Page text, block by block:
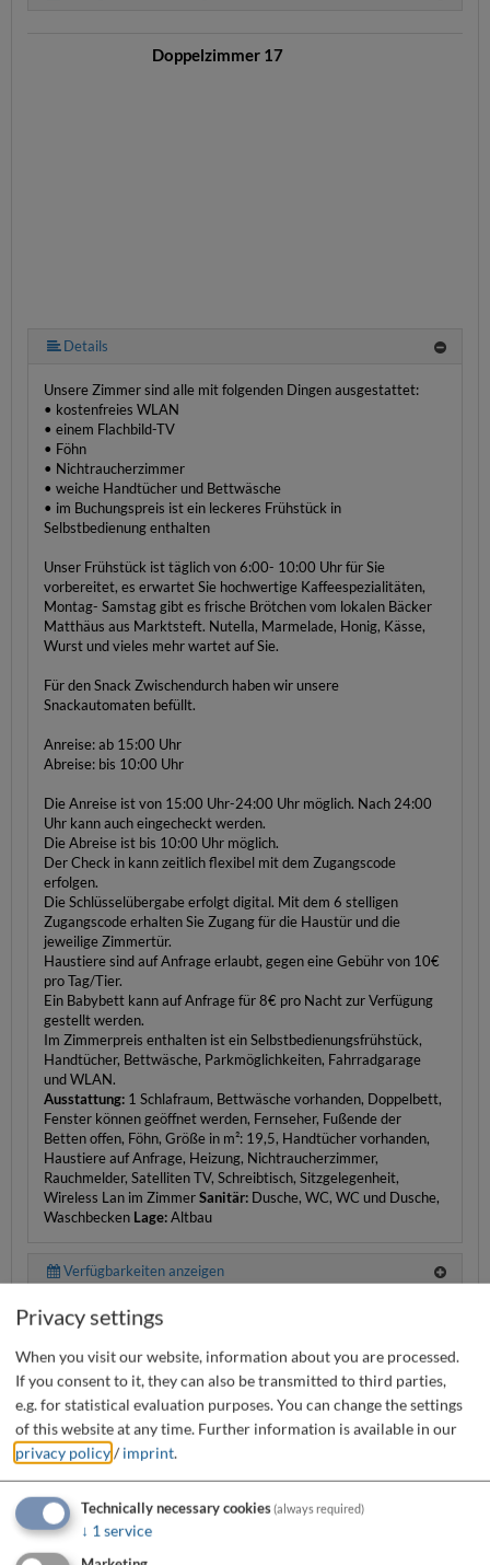
Doppelzimmer 17
Details
Unsere Zimmer sind alle mit folgenden Dingen ausgestattet:
• kostenfreies WLAN
• einem Flachbild-TV
• Föhn
• Nichtraucherzimmer
• weiche Handtücher und Bettwäsche
• im Buchungspreis ist ein leckeres Frühstück in
Selbstbedienung enthalten
Unser Frühstück ist täglich von 6:00- 10:00 Uhr für Sie
vorbereitet, es erwartet Sie hochwertige Kaffeespezialitäten,
Montag- Samstag gibt es frische Brötchen vom lokalen Bäcker
Matthäus aus Marktsteft. Nutella, Marmelade, Honig, Kässe,
Wurst und vieles mehr wartet auf Sie.
Für den Snack Zwischendurch haben wir unsere
Snackautomaten befüllt.
Anreise: ab 15:00 Uhr
Abreise: bis 10:00 Uhr
Die Anreise ist von 15:00 Uhr-24:00 Uhr möglich. Nach 24:00
Uhr kann auch eingecheckt werden.
Die Abreise ist bis 10:00 Uhr möglich.
Der Check in kann zeitlich flexibel mit dem Zugangscode
erfolgen.
Die Schlüsselübergabe erfolgt digital. Mit dem 6 stelligen
Zugangscode erhalten Sie Zugang für die Haustür und die
jeweilige Zimmertür.
Haustiere sind auf Anfrage erlaubt, gegen eine Gebühr von 10€
pro Tag/Tier.
Ein Babybett kann auf Anfrage für 8€ pro Nacht zur Verfügung
gestellt werden.
Im Zimmerpreis enthalten ist ein Selbstbedienungsfrühstück,
Handtücher, Bettwäsche, Parkmöglichkeiten, Fahrradgarage
und WLAN.
Ausstattung: 1 Schlafraum, Bettwäsche vorhanden, Doppelbett,
Fenster können geöffnet werden, Fernseher, Fußende der
Betten offen, Föhn, Größe in m²: 19,5, Handtücher vorhanden,
Haustiere auf Anfrage, Heizung, Nichtraucherzimmer,
Rauchmelder, Satelliten TV, Schreibtisch, Sitzgelegenheit,
Wireless Lan im ZimmerSanitär: Dusche, WC, WC und Dusche,
Waschbecken Lage:Altbau
Verfügbarkeiten anzeigen
Einzelzimmer 2
Details
Privacy settings
When you visit our website, information about you are processed.
If you consent to it, they can also be transmitted to third parties,
e.g. for statistical evaluation purposes. You can change the settings
of this website at any time. Further information is available in our
privacy policy/imprint.
Technically necessary cookies(always required)
↓ 1service